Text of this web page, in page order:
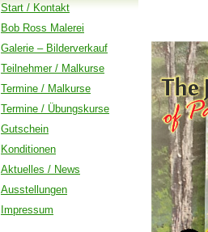
Start / Kontakt
Bob Ross Malerei
Galerie – Bilderverkauf
Teilnehmer / Malkurse
Termine / Malkurse
Termine / Übungskurse
Gutschein
Konditionen
Aktuelles / News
Ausstellungen
Impressum